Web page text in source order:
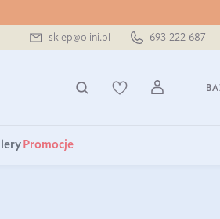
sklep@olini.pl 693 222 687
Promocje